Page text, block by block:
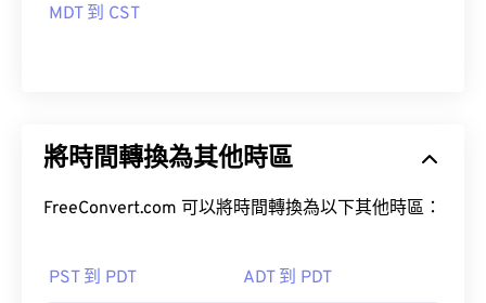
MDT 到 CST
將時間轉換為其他時區
FreeConvert.com 可以將時間轉換為以下其他時區：
PST 到 PDT ADT 到 PDT